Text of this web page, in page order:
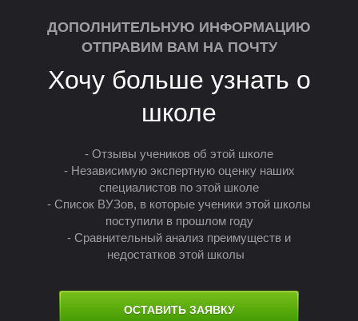
О
ДОПОЛНИТЕЛЬНУЮ ИНФОРМАЦИЮ
ОТПРАВИМ ВАМ НА ПОЧТУ
Хочу больше узнать о
школе
- Отзывы учеников об этой школе
- Независимую экспертную оценку наших
специалистов по этой школе
- Список ВУЗов, в которые ученики этой школы
поступили в прошлом году
- Сравнительный анализ преимуществ и
недостатков этой школы
ОСТАВИТЬ ЗАЯВКУ